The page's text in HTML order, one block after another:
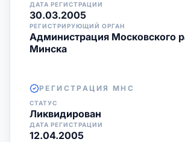
ДАТА РЕГИСТРАЦИИ
30.03.2005
РЕГИСТРИРУЮЩИЙ ОРГАН
Администрация Московского
Минска
РЕГИСТРАЦИЯ МНС
СТАТУС
Ликвидирован
ДАТА РЕГИСТРАЦИИ
12.04.2005